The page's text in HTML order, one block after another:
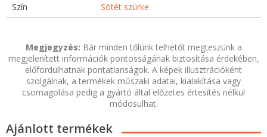
Szín
Sötét szürke
Megjegyzés: Bár minden tőlünk telhetőt megteszünk a
megjelenített információk pontosságának biztosítása érdekében,
előfordulhatnak pontatlanságok. A képek illusztrációként
szolgálnak, a termékek műszaki adatai, kialakítása vagy
csomagolása pedig a gyártó által előzetes értesítés nélkül
módosulhat.
Ajánlott termékek